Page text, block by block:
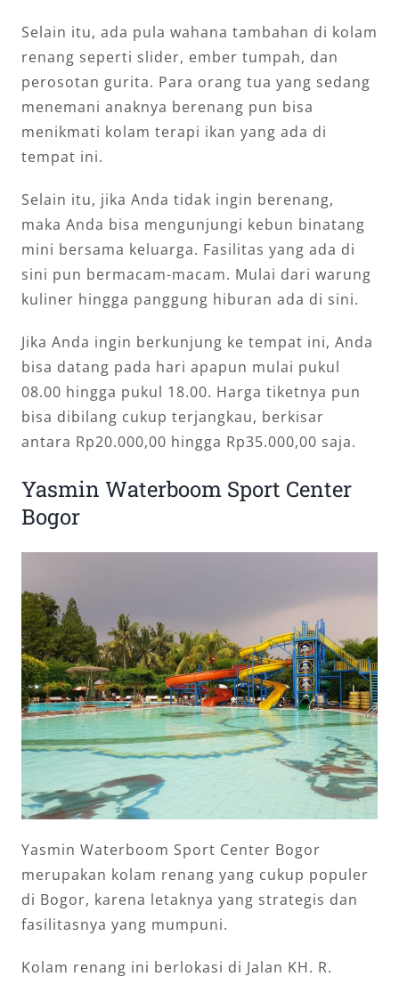
Selain itu, ada pula wahana tambahan di kolam
renang seperti slider, ember tumpah, dan
perosotan gurita. Para orang tua yang sedang
menemani anaknya berenang pun bisa
menikmati kolam terapi ikan yang ada di
tempat ini.
Selain itu, jika Anda tidak ingin berenang,
maka Anda bisa mengunjungi kebun binatang
mini bersama keluarga. Fasilitas yang ada di
sini pun bermacam-macam. Mulai dari warung
kuliner hingga panggung hiburan ada di sini.
Jika Anda ingin berkunjung ke tempat ini, Anda
bisa datang pada hari apapun mulai pukul
08.00 hingga pukul 18.00. Harga tiketnya pun
bisa dibilang cukup terjangkau, berkisar
antara Rp20.000,00 hingga Rp35.000,00 saja.
Yasmin Waterboom Sport Center
Bogor
Yasmin Waterboom Sport Center Bogor
merupakan kolam renang yang cukup populer
di Bogor, karena letaknya yang strategis dan
fasilitasnya yang mumpuni.
Kolam renang ini berlokasi di Jalan KH. R.